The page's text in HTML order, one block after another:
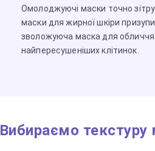
Омолоджуючі маски точно
маски для жирної шкіри
зволожуюча маска для
найпересушеніших клітинок.
Вибираємо текстуру